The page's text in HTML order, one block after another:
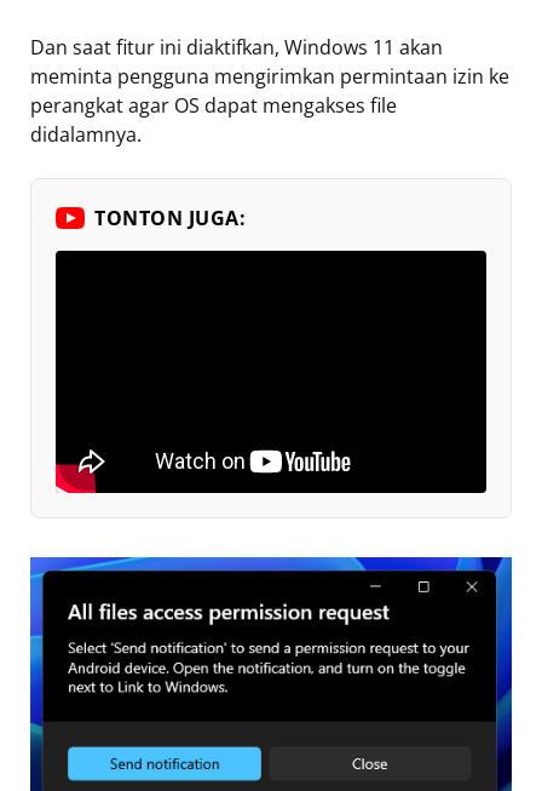
Dan saat fitur ini diaktifkan, Windows 11 akan
meminta pengguna mengirimkan permintaan izin ke
perangkat agar OS dapat mengakses file
didalamnya.
TONTON JUGA: